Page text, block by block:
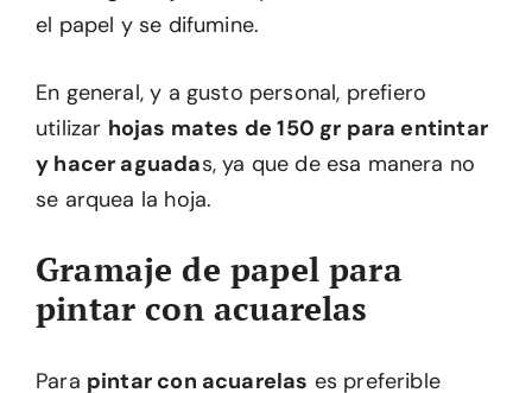
el papel y se difumine.
En general, y a gusto personal, prefiero
utilizar hojas mates de 150 gr para entintar
y hacer aguadas, ya que de esa manera no
se arquea la hoja.
Gramaje de papel para
pintar con acuarelas
Para pintar con acuarelas es preferible